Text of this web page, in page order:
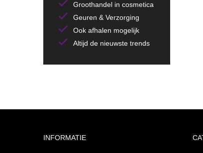
Groothandel in cosmetica
Geuren & Verzorging
Ook afhalen mogelijk
Altijd de nieuwste trends
INFORMATIE